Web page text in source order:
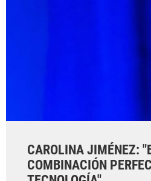
CAROLINA JIMÉNEZ:
COMBINACIÓN